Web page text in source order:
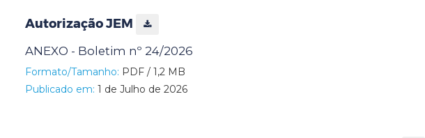
Autorização JEM
ANEXO - Boletim nº 24/2026
Formato/Tamanho: PDF / 1,2 MB
Publicado em: 1 de Julho de 2026